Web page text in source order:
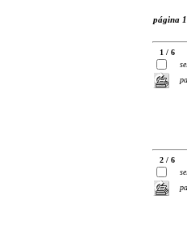
página
1 / 6
2 / 6